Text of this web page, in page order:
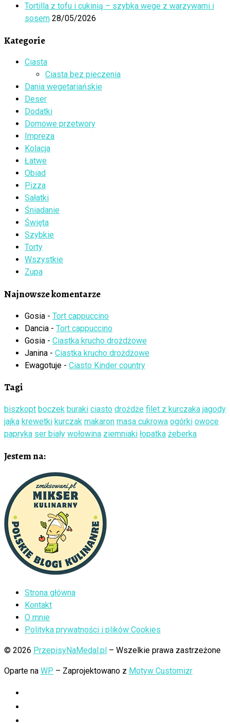
Tortilla z tofu i cukinią – szybka wege z warzywami i
sosem 28/05/2026
Kategorie
Ciasta
Ciasta bez pieczenia
Dania wegetariańskie
Deser
Dodatki
Domowe przetwory
Impreza
Kolacja
Łatwe
Obiad
Pizza
Sałatki
Śniadanie
Święta
Szybkie
Torty
Wszystkie
Zupa
Najnowsze komentarze
Gosia - Tort cappuccino
Dancia - Tort cappuccino
Gosia - Ciastka krucho drożdżowe
Janina - Ciastka krucho drożdżowe
Ewagotuje - Ciasto Kinder country
Tagi
biszkopt boczek buraki ciasto drożdże filet z kurczaka jagody
jajka krewetki kurczak makaron masa cukrowa ogórki owoce
papryka ser biały wołowina ziemniaki łopatka żeberka
Jestem na:
Strona główna
Kontakt
O mnie
Polityka prywatności i plików Cookies
© 2026 PrzepisyNaMedal.pl – Wszelkie prawa zastrzeżone
Oparte na WP – Zaprojektowano z Motyw Customizr